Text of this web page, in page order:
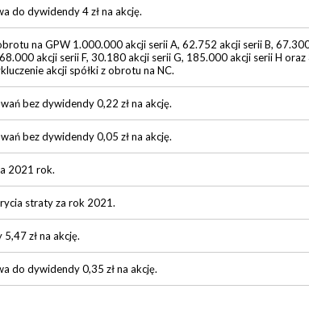
do dywidendy 4 zł na akcję.
na GPW 1.000.000 akcji serii A, 62.752 akcji serii B,
akcji serii F, 30.180 akcji serii G, 185.000 akcji serii H
akcji spółki z obrotu na NC.
bez dywidendy 0,22 zł na akcję.
bez dywidendy 0,05 zł na akcję.
2021 rok.
straty za rok 2021.
zł na akcję.
do dywidendy 0,35 zł na akcję.